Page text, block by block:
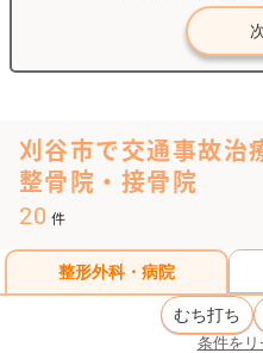
刈谷市で交通事故治
整骨院・接骨院
20 件
整形外科・病院
むち打ち
条件をリ